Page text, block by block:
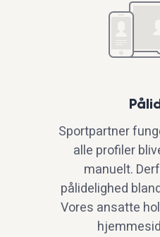
Sportpartner
alle profiler
manuelt.
pålidelighed
Vores ansatte